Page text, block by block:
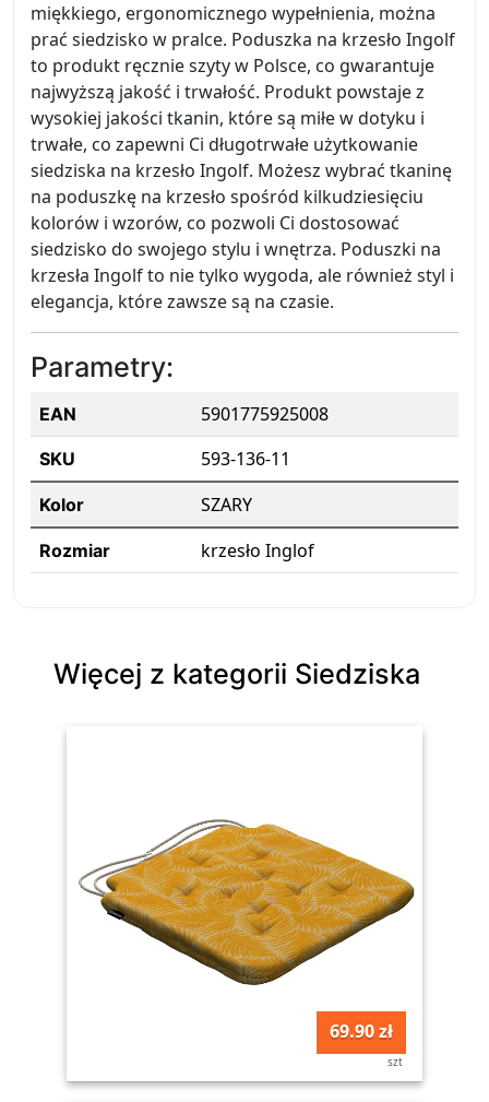
miękkiego, ergonomicznego wypełnienia, można
prać siedzisko w pralce. Poduszka na krzesło Ingolf
to produkt ręcznie szyty w Polsce, co gwarantuje
najwyższą jakość i trwałość. Produkt powstaje z
wysokiej jakości tkanin, które są miłe w dotyku i
trwałe, co zapewni Ci długotrwałe użytkowanie
siedziska na krzesło Ingolf. Możesz wybrać tkaninę
na poduszkę na krzesło spośród kilkudziesięciu
kolorów i wzorów, co pozwoli Ci dostosować
siedzisko do swojego stylu i wnętrza. Poduszki na
krzesła Ingolf to nie tylko wygoda, ale również styl i
elegancja, które zawsze są na czasie.
Parametry:
EAN 5901775925008
SKU 593-136-11
Kolor SZARY
Rozmiar krzesło Inglof
Więcej z kategorii Siedziska
69.90 zł
szt